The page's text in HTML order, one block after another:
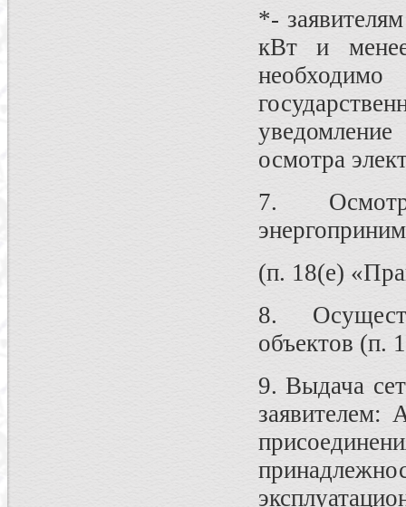
*-
кВт и
осмотра
7. Осмотр
(п. 18(е)
8.
объектов (п.
9. Выдача
заявителем: